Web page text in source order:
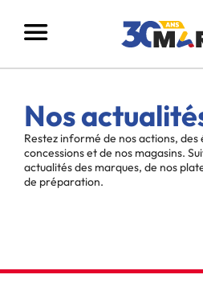
Nos
Restez informé de nos actions,
concessions et de nos magasins.
actualités des marques, de nos
de préparation.